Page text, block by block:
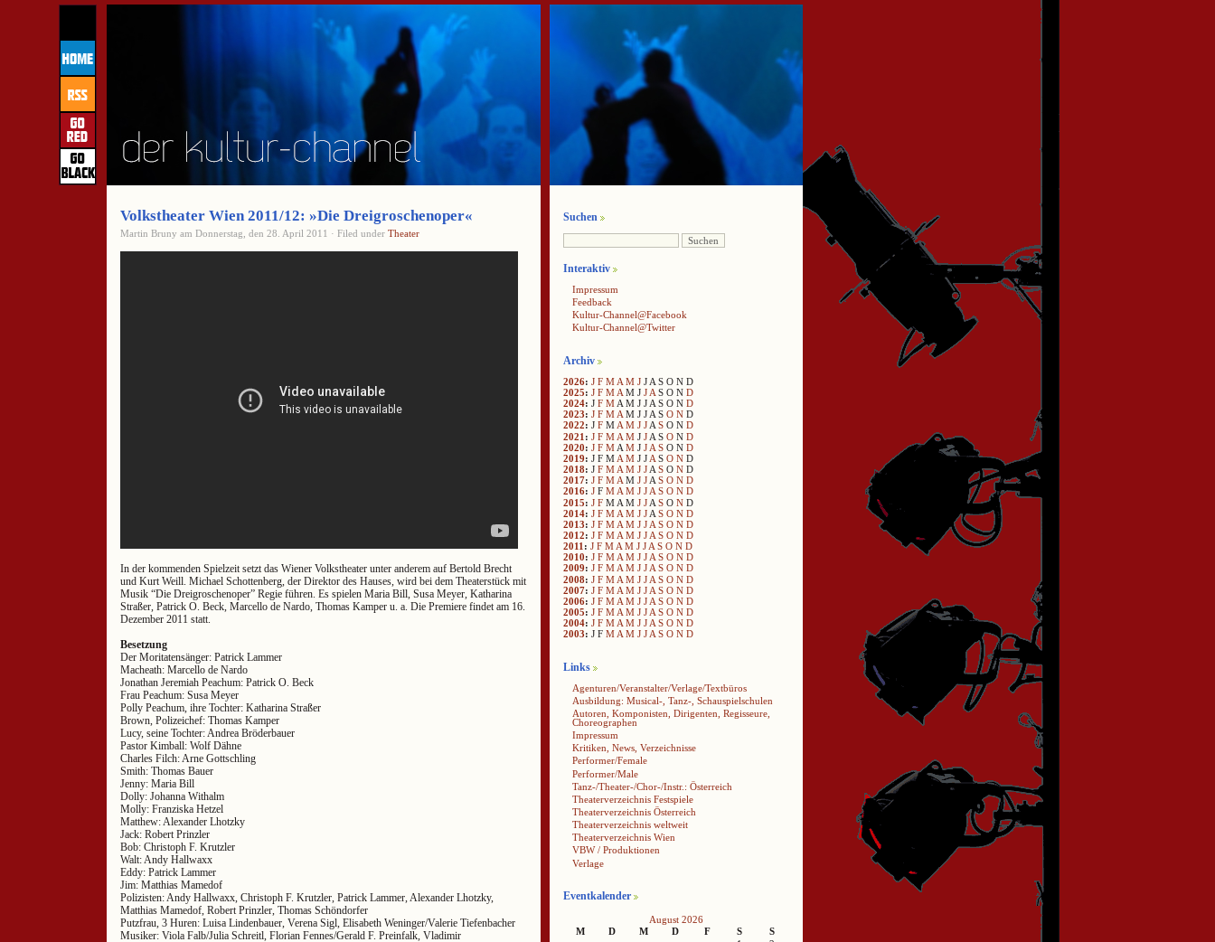
Volkstheater Wien 2011/12: »Die Dreigroschenoper«
Martin Bruny am Donnerstag, den 28. April 2011 · Filed under Theater
In der kommenden Spielzeit setzt das Wiener Volkstheater unter anderem auf Bertold Brecht
und Kurt Weill. Michael Schottenberg, der Direktor des Hauses, wird bei dem Theaterstück mit
Musik “Die Dreigroschenoper” Regie führen. Es spielen Maria Bill, Susa Meyer, Katharina
Straßer, Patrick O. Beck, Marcello de Nardo, Thomas Kamper u. a. Die Premiere findet am 16.
Dezember 2011 statt.
Besetzung
Der Moritatensänger: Patrick Lammer
Macheath: Marcello de Nardo
Jonathan Jeremiah Peachum: Patrick O. Beck
Frau Peachum: Susa Meyer
Polly Peachum, ihre Tochter: Katharina Straßer
Brown, Polizeichef: Thomas Kamper
Lucy, seine Tochter: Andrea Bröderbauer
Pastor Kimball: Wolf Dähne
Charles Filch: Arne Gottschling
Smith: Thomas Bauer
Jenny: Maria Bill
Dolly: Johanna Withalm
Molly: Franziska Hetzel
Matthew: Alexander Lhotzky
Jack: Robert Prinzler
Bob: Christoph F. Krutzler
Walt: Andy Hallwaxx
Eddy: Patrick Lammer
Jim: Matthias Mamedof
Polizisten: Andy Hallwaxx, Christoph F. Krutzler, Patrick Lammer, Alexander Lhotzky,
Matthias Mamedof, Robert Prinzler, Thomas Schöndorfer
Putzfrau, 3 Huren: Luisa Lindenbauer, Verena Sigl, Elisabeth Weninger/Valerie Tiefenbacher
Musiker: Viola Falb/Julia Schreitl, Florian Fennes/Gerald F. Preinfalk, Vladimir
Suchen
Interaktiv
Impressum
Feedback
Kultur-Channel@Facebook
Kultur-Channel@Twitter
Archiv
2026: J F M A M J J A S O N D
2025: J F M A M J J A S O N D
2024: J F M A M J J A S O N D
2023: J F M A M J J A S O N D
2022: J F MA M J JA S O N D
2021 : J F M A M J J A S O N D
2020: J F M A M J J A S O N D
2019: J F M A M J J A S O N D
2018: J F M A M J J A S O N D
2017: J F M A M J J A S O N D
2016: J F M A M J J A S O N D
2015: J F M A M J J A S O N D
2014: J F M A M J J A S O N D
2013: J F M A M J J A S O N D
2012: J F M A M J J A S O N D
2011 : J F M A M J J A S O N D
2010: J F M A M J J A S O N D
2009: J F MA M J JA S O N D
2008: J F M A M J J A S O N D
2007: J F M A M J J A S O N D
2006: J F M A M J J A S O N D
2005: J F M A M J J A S O N D
2004: J F M A M J J A S O N D
2003: J F M A M J J A S O N D
Links
Agenturen/Veranstalter/Verlage/Textbüros
Ausbildung: Musical-, Tanz-, Schauspielschulen
Autoren, Komponisten, Dirigenten, Regisseure,
Choreographen
Impressum
Kritiken, News, Verzeichnisse
Performer/Female
Performer/Male
Tanz-/Theater-/Chor-/Instr.: Österreich
Theaterverzeichnis Festspiele
Theaterverzeichnis Österreich
Theaterverzeichnis weltweit
Theaterverzeichnis Wien
VBW / Produktionen
Verlage
Eventkalender
August 2026
M
D M D F S
S